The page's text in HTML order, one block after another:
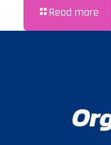
Read more